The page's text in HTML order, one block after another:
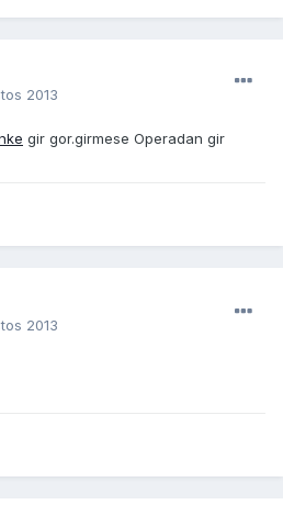
2013
gir gor.girmese Operadan gir
2013